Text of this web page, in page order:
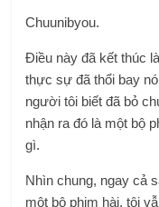
Chuunibyou.
Điều này đã kết thúc
thực sự đã thổi bay
người tôi biết đã bỏ
nhận ra đó là một bộ
gì.
Nhìn chung, ngay cả
một bộ phim hài, tôi